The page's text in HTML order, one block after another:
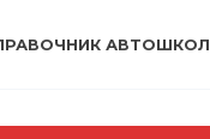
АВТОШКОЛ